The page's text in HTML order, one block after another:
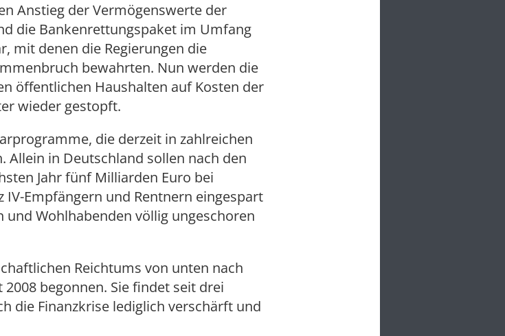
Anstieg der Vermögenswerte der
die Bankenrettungspaket im Umfang
mit denen die Regierungen die
bewahrten. Nun werden die
öffentlichen Haushalten auf Kosten der
wieder gestopft.
die derzeit in zahlreichen
Allein in Deutschland sollen nach den
Jahr fünf Milliarden Euro bei
Empfängern und Rentnern eingespart
und Wohlhabenden völlig ungeschoren
Reichtums von unten nach
begonnen. Sie findet seit drei
die Finanzkrise lediglich verschärft und